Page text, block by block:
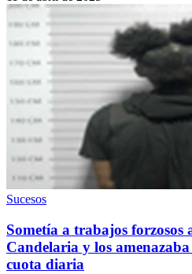
Sucesos
Sometía a trabajos forzosos
Candelaria y los
cuota diaria